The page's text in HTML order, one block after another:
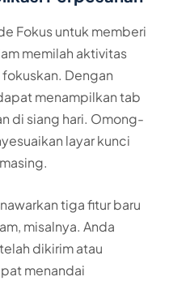
Fokus untuk memberi
memilah aktivitas
Dengan
menampilkan tab
di siang hari. Omong-
layar kunci
tiga fitur baru
misalnya. Anda
dikirim atau
menandai